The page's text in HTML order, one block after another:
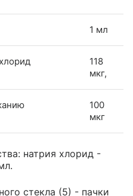
1 мл
118
мкг,
100
мкг
натрия хлорид -
стекла (5) - пачки